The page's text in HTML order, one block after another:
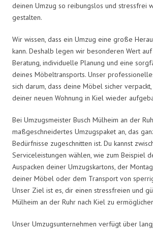
deinen Umzug so reibungslos und stressfrei
gestalten.
Wir wissen, dass ein Umzug eine große
kann. Deshalb legen wir besonderen Wert
Beratung, individuelle Planung und eine
deines Möbeltransports. Unser
sich darum, dass deine Möbel sicher
deiner neuen Wohnung in Kiel wieder
Bei Umzugsmeister Busch Mülheim an der
maßgeschneidertes Umzugspaket an, das
Bedürfnisse zugeschnitten ist. Du kannst
Serviceleistungen wählen, wie zum Beispiel
Auspacken deiner Umzugskartons, der
deiner Möbel oder dem Transport von
Unser Ziel ist es, dir einen stressfreien und
Mülheim an der Ruhr nach Kiel zu
Unser Umzugsunternehmen verfügt über